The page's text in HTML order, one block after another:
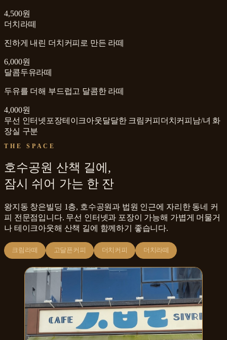
4,500원
더치라떼
진하게 내린 더치커피로 만든 라떼
6,000원
달콤두유라떼
두유를 더해 부드럽고 달콤한 라떼
4,000원
무선 인터넷 포장테이크아웃달달한 크림커피 더치커피 남/녀 화
장실 구분
THE SPACE
호수공원 산책 길에,
잠시 쉬어 가는 한 잔
왕지동 창은빌딩 1층, 호수공원과 법원 인근에 자리한 동네 커
피 전문점입니다. 무선 인터넷과 포장이 가능해 가볍게 머물거
나 테이크아웃해 산책 길에 함께하기 좋습니다.
크림라떼 고달픈커피 더치커피 더치라떼